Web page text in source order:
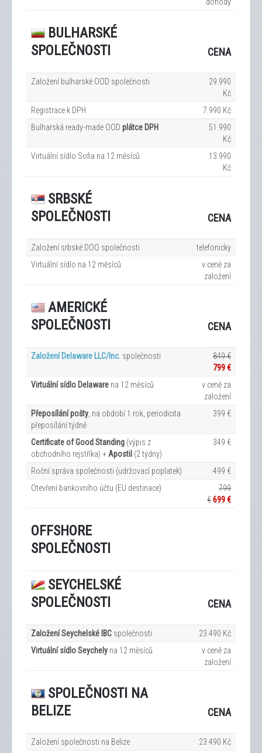
BULHARSKÉ
SPOLEČNOSTI
CENA
Založení bulharské OOD společnosti
29.990
Kč
Registrace k DPH
7.990 Kč
Bulharská ready-made OOD plátce DPH
51.990
Kč
Virtuální sídlo Sofia na 12 měsíců
13.990
Kč
SRBSKÉ
SPOLEČNOSTI
CENA
Založení srbské DOO společnosti
telefonicky
Virtuální sídlo na 12 měsíců
v ceně za
založení
AMERICKÉ
SPOLEČNOSTI
CENA
Založení Delaware LLC/Inc. společnosti
849 €
799 €
Virtuální sídlo Delaware na 12 měsíců
v ceně za
založení
Přeposílání pošty , na období 1 rok, periodicita
přeposílání týdně
399 €
Certificate of Good Standing (výpis z
obchodního rejstříka) + Apostil (2 týdny)
349 €
Roční správa společnosti (udržovací poplatek)
499 €
Otevření bankovního účtu (EU destinace)
799
€699 €
OFFSHORE
SPOLEČNOSTI
SEYCHELSKÉ
SPOLEČNOSTI
CENA
Založení Seychelské IBC společnosti
23.490 Kč
Virtuální sídlo Seychely na 12 měsíců
v ceně za
založení
SPOLEČNOSTI NA
BELIZE
CENA
Založení společnosti na Belize
23.490 Kč